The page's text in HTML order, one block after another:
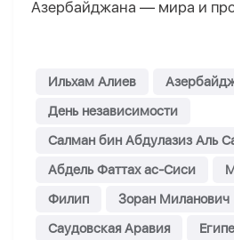
Азербайджана — мира и
Ильхам Алиев
День независимости
Салман бин Абдулазиз Аль
Абдель Фаттах ас-Сиси
Филип
Зоран Миланович
Саудовская Аравия